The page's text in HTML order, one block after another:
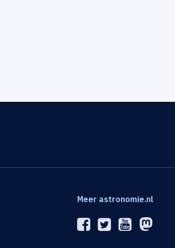
Meer astronomie.nl